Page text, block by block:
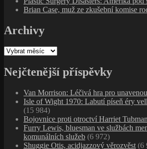
Brian Case, muž ze zkušební komise
Archivy
Archivy
Nejčtenější příspěvky
Van Morrison: Léčivá hra pro
Isle of Wight 1970: Labutí píseň éry
(15 984)
Bojovnice proti otroctví Harriet Tubman
Furry Lewis, bluesman ve službách
komunálních služeb (6 972)
Shuggie Otis, acidjazzový věrozvěst (6